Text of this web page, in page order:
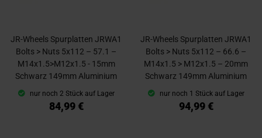
JR-Wheels Spurplatten JRWA1
Bolts > Nuts 5x112 – 57.1 –
M14x1.5>M12x1.5 - 15mm
Schwarz 149mm Aluminium
nur noch 2 Stück auf Lager
84,99 €
JR-Wheels Spurplatten JRWA1
Bolts > Nuts 5x112 – 66.6 –
M14x1.5 > M12x1.5 – 20mm
Schwarz 149mm Aluminium
nur noch 1 Stück auf Lager
94,99 €